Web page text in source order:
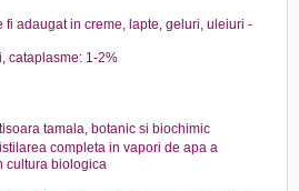
fi adaugat in creme, lapte, geluri, uleiuri -
cataplasme: 1-2%
tamala, botanic si biochimic
completa in vapori de apa a
cultura biologica